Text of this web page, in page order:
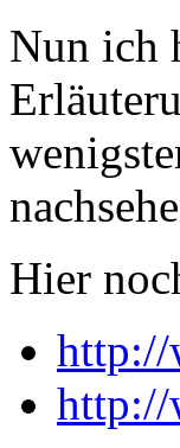
Nun ich
Hier
http://
http://